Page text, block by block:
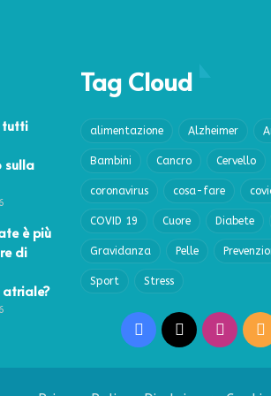
tutti
sulla
è più
di
Tag Cloud
alimentazione Alzheimer
Bambini Cancro Cervello
coronavirus cosa-fare
COVID 19 Cuore Diabete
Gravidanza Pelle
Sport Stress
Facebook